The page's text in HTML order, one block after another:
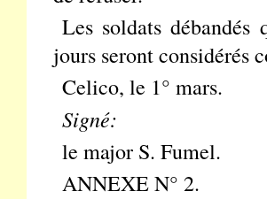
Les soldats débandés
jours seront considérés
Celico, le 1° mars.
Signé:
le major S. Fumel.
ANNEXE N° 2.